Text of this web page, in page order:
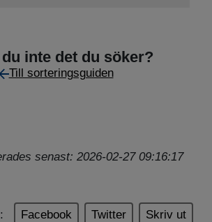
inte det du söker?
Till sorteringsguiden
senast: 2026-02-27 09:16:17
Facebook Twitter Skriv ut